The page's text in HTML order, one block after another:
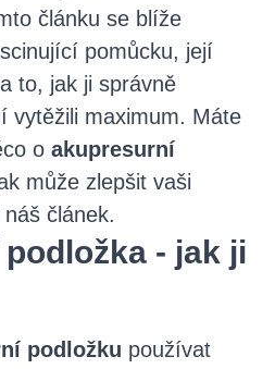
článku se blíže
pomůcku, její
to, jak ji správně
vytěžili maximum. Máte
o akupresurní
může zlepšit vaši
článek.
- jak ji
podložku používat